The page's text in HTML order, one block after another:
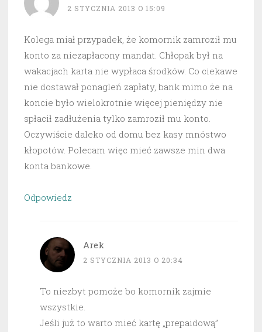
2 STYCZNIA 2013 O 15:09
Kolega miał przypadek, że komornik zamroził mu
konto za niezapłacony mandat. Chłopak był na
wakacjach karta nie wypłaca środków. Co ciekawe
nie dostawał ponagleń zapłaty, bank mimo że na
koncie było wielokrotnie więcej pieniędzy nie
spłacił zadłużenia tylko zamroził mu konto.
Oczywiście daleko od domu bez kasy mnóstwo
kłopotów. Polecam więc mieć zawsze min dwa
konta bankowe.
Odpowiedz
Arek
2 STYCZNIA 2013 O 20:34
To niezbyt pomoże bo komornik zajmie
wszystkie.
Jeśli już to warto mieć kartę „prepaidową”